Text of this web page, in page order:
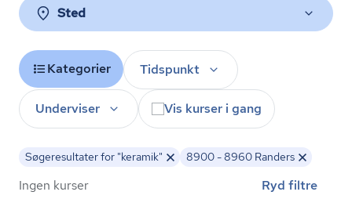
Sted
Kategorier Tidspunkt
Underviser Vis kurser i gang
Søgeresultater for "keramik" 8900 - 8960 Randers
Ingen kurser Ryd filtre